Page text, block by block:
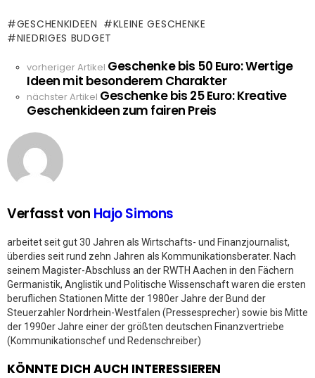
GESCHENKIDEEN
KLEINE GESCHENKE
NIEDRIGES BUDGET
See
more
vorheriger Artikel Geschenke bis 50 Euro: Wertige
Ideen mit besonderem Charakter
nächster Artikel Geschenke bis 25 Euro: Kreative
Geschenkideen zum fairen Preis
Verfasst von Hajo Simons
arbeitet seit gut 30 Jahren als Wirtschafts- und Finanzjournalist,
überdies seit rund zehn Jahren als Kommunikationsberater. Nach
seinem Magister-Abschluss an der RWTH Aachen in den Fächern
Germanistik, Anglistik und Politische Wissenschaft waren die ersten
beruflichen Stationen Mitte der 1980er Jahre der Bund der
Steuerzahler Nordrhein-Westfalen (Pressesprecher) sowie bis Mitte
der 1990er Jahre einer der größten deutschen Finanzvertriebe
(Kommunikationschef und Redenschreiber)
KÖNNTE DICH AUCH INTERESSIEREN